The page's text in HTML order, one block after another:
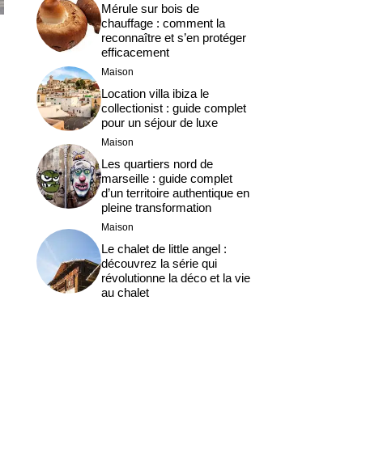
Mérule sur bois de
chauffage : comment la
reconnaître et s’en protéger
efficacement
Maison
Location villa ibiza le
collectionist : guide complet
pour un séjour de luxe
Maison
Les quartiers nord de
marseille : guide complet
d’un territoire authentique en
pleine transformation
Maison
Le chalet de little angel :
découvrez la série qui
révolutionne la déco et la vie
au chalet